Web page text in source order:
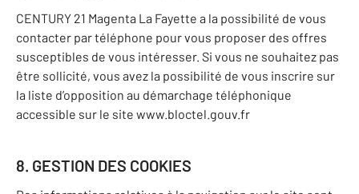
CENTURY 21 Magenta La Fayette a la possibilité de vous
contacter par téléphone pour vous proposer des offres
susceptibles de vous intéresser. Si vous ne souhaitez pas
être sollicité, vous avez la possibilité de vous inscrire sur
la liste d’opposition au démarchage téléphonique
accessible sur le site www.bloctel.gouv.fr
8. GESTION DES COOKIES